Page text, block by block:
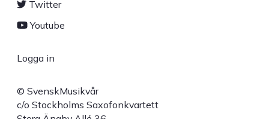
länkar
Twitter
Youtube
account
Logga in
© SvenskMusikvår
c/o Stockholms Saxofonkvartett